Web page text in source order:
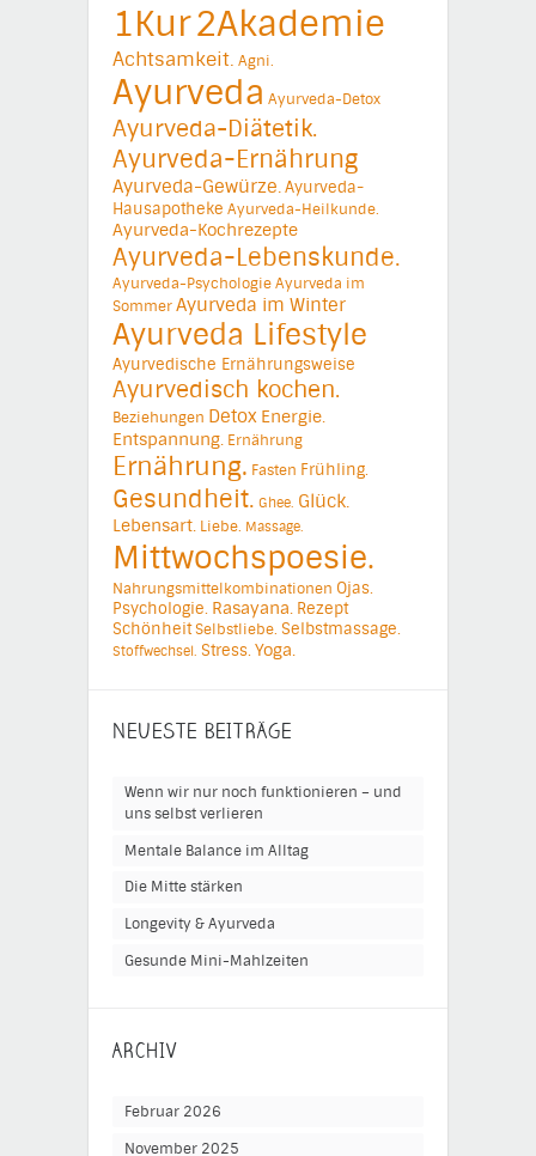
1Kur2Akademie
Achtsamkeit. Agni.
Ayurveda Ayurveda-Detox
Ayurveda-Diätetik.
Ayurveda-Ernährung
Ayurveda-Gewürze.Ayurveda-
Hausapotheke Ayurveda-Heilkunde.
Ayurveda-Kochrezepte
Ayurveda-Lebenskunde.
Ayurveda-PsychologieAyurveda im
SommerAyurveda im Winter
Ayurveda Lifestyle
Ayurvedische Ernährungsweise
Ayurvedisch kochen.
Beziehungen Detox Energie.
Entspannung. Ernährung
Ernährung. Fasten Frühling.
Gesundheit. Ghee. Glück.
Lebensart. Liebe. Massage.
Mittwochspoesie.
Nahrungsmittelkombinationen Ojas.
Psychologie. Rasayana. Rezept
SchönheitSelbstliebe. Selbstmassage.
Stoffwechsel. Stress.Yoga.
NEUESTE BEITRÄGE
Wenn wir nur noch funktionieren – und
uns selbst verlieren
Mentale Balance im Alltag
Die Mitte stärken
Longevity & Ayurveda
Gesunde Mini-Mahlzeiten
ARCHIV
Februar 2026
November 2025